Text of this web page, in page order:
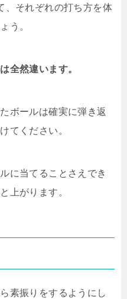
、それぞれの打ち方を体
う。
全然違います。
ボールは確実に弾き返
てください。
に当てることさえでき
上がります。
素振りをするようにし